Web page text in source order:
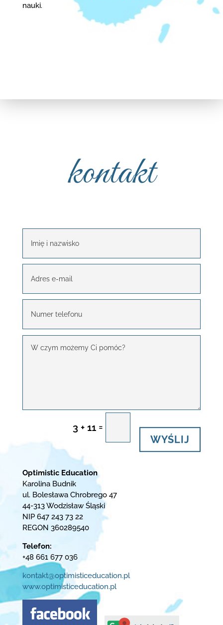
nauki.
kontakt
3 + 11 =
WYŚLIJ
Optimistic Education
Karolina Budnik
ul. Bolesława Chrobrego 47
44-313 Wodzisław Śląski
NIP 647 243 73 22
REGON 360289540
Telefon:
+48 661 677 036
kontakt@optimisticeducation.pl
www.optimisticeducation.pl